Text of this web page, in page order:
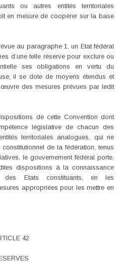
ou autres entités territoriales
en mesure de coopérer sur la base
au paragraphe 1, un Etat fédéral
d’une telle réserve pour exclure ou
ses obligations en vertu du
il se dote de moyens étendus et
des mesures prévues par ledit
de cette Convention dont
législative de chacun des
territoriales analogues, qui ne
de la fédération, tenus
le gouvernement fédéral porte,
dispositions à la connaissance
des Etats constituants, en les
appropriées pour les mettre en
42